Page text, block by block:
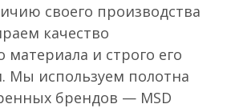
своего производства
качество
материала и строго его
Мы используем полотна
брендов — MSD